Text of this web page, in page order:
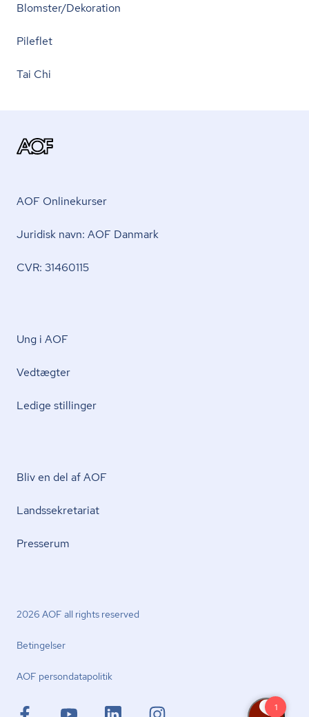
Blomster/Dekoration
Pileflet
Tai Chi
AOF Onlinekurser
Juridisk navn: AOF Danmark
CVR: 31460115
Ung i AOF
Vedtægter
Ledige stillinger
Bliv en del af AOF
Lands­se­kre­ta­ri­at
Presserum
2026 AOF all rights reserved
Betingelser
AOF per­son­da­ta­po­li­tik